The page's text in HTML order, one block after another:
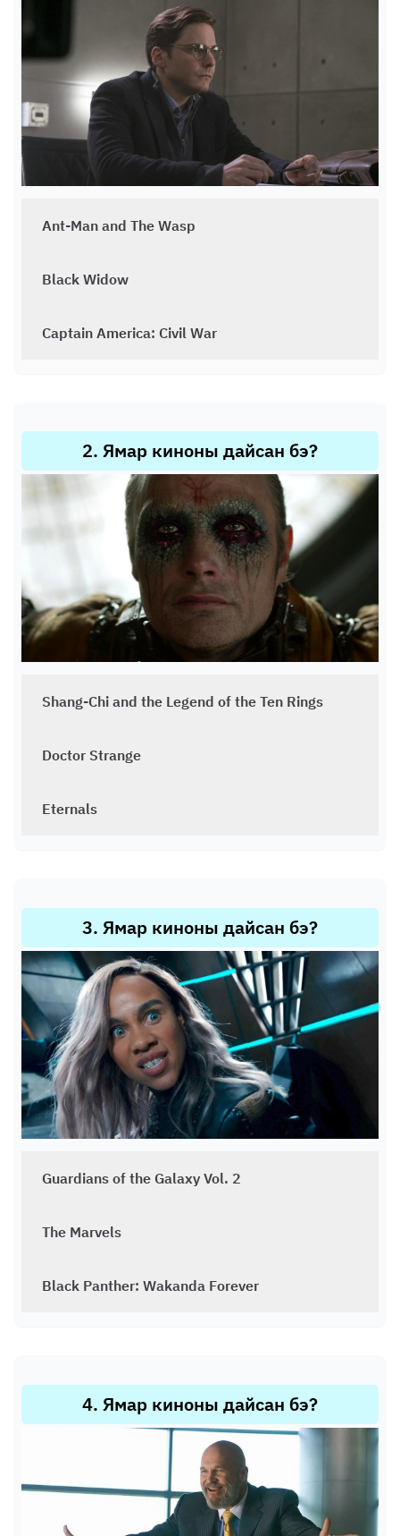
Ant-Man and The Wasp
Black Widow
Captain America: Civil War
2. Ямар киноны дайсан бэ?
Shang-Chi and the Legend of the Ten Rings
Doctor Strange
Eternals
3. Ямар киноны дайсан бэ?
Guardians of the Galaxy Vol. 2
The Marvels
Black Panther: Wakanda Forever
4. Ямар киноны дайсан бэ?